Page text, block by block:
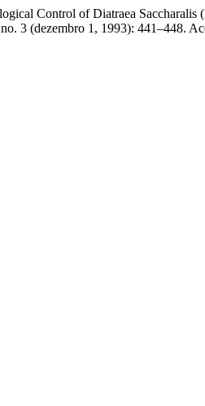
Control of Diatraea
3 (dezembro 1, 1993): 441–448.